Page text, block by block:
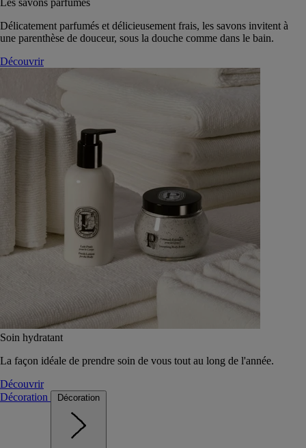
Les savons parfumés
Délicatement parfumés et délicieusement frais, les savons invitent à
une parenthèse de douceur, sous la douche comme dans le bain.
Découvrir
Soin hydratant
La façon idéale de prendre soin de vous tout au long de l'année.
Découvrir
Décoration
Décoration